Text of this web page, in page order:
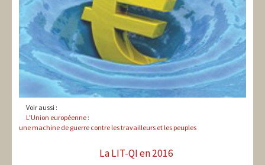
Voir aussi :
L'Union européenne :
une machine de guerre contre les travailleurs et les peuples
La LIT-QI en 2016